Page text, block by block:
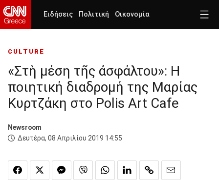
Ειδήσεις Πολιτική Οικονομία
CULTURE
«Στὴ μέση τῆς ἀσφάλτου»: Η
ποιητική διαδρομή της Μαρίας
Κυρτζάκη στο Polis Art Cafe
Newsroom
Δευτέρα, 08 Απριλίου 2019 14:55